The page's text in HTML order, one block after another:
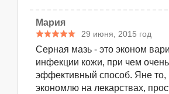
Мария
29 июня, 2015 год
Серная мазь - это эконом
инфекции кожи, при чем очень
эффективный способ. Яне то,
экономлю на лекарствах,